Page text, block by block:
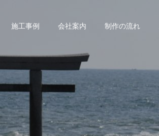
施工事例 会社案内 制作の流れ